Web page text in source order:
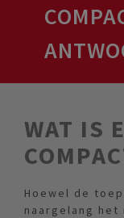
WAT IS
Hoewel de
naargelang